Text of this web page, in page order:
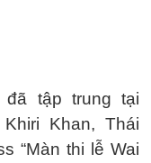
tập trung tại
Khan, Thái
“Màn thi lễ Wai